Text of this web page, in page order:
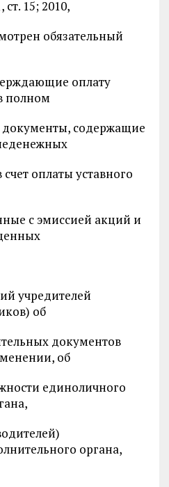
15; 2010,
обязательный
оплату
полном
документы, содержащие
оплаты уставного
с эмиссией акций и
учредителей
об
документов
об
единоличного
органа,